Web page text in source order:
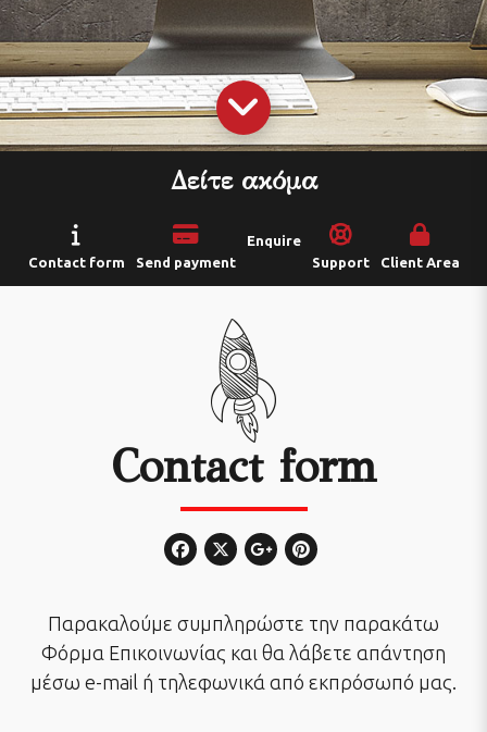
Δείτε ακόμα
Contact form Send payment
Enquire
Support
Client Area
Contact form
Παρακαλούμε συμπληρώστε την παρακάτω
Φόρμα Επικοινωνίας και θα λάβετε απάντηση
μέσω e-mail ή τηλεφωνικά από εκπρόσωπό μας.